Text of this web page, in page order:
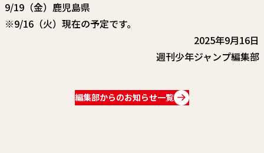
イチオシ情報
関連リンク
9/19（金）鹿児島県
※9/16（火）現在の予定です。
2025年9月16日
週刊少年ジャンプ編集部
編集部からのお知らせ一覧